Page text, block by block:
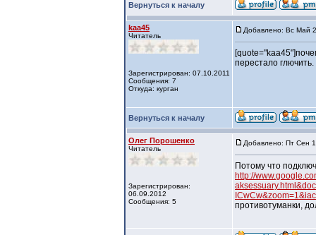
Вернуться к началу
kaa45
Читатель
Зарегистрирован: 07.10.2011
Сообщения: 7
Откуда: курган
Добавлено: Вс Май
перестало глючить.
Вернуться к началу
Олег Порошенко
Читатель
Зарегистрирован:
06.09.2012
Сообщения: 5
Добавлено: Пт Сен
Потому что
http://
противотуманки,